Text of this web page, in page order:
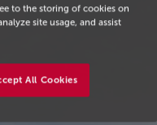
to the storing of cookies on
site usage, and assist
All Cookies